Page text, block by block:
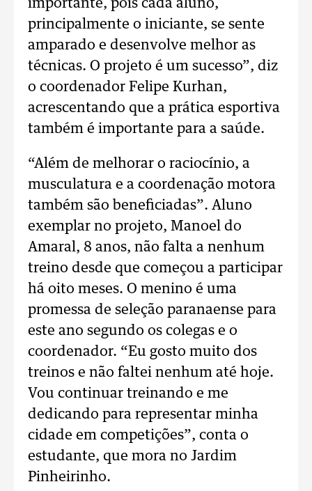
importante, pois cada aluno,
principalmente o iniciante, se sente
amparado e desenvolve melhor as
técnicas. O projeto é um sucesso”, diz
o coordenador Felipe Kurhan,
acrescentando que a prática esportiva
também é importante para a saúde.
“Além de melhorar o raciocínio, a
musculatura e a coordenação motora
também são beneficiadas”. Aluno
exemplar no projeto, Manoel do
Amaral, 8 anos, não falta a nenhum
treino desde que começou a participar
há oito meses. O menino é uma
promessa de seleção paranaense para
este ano segundo os colegas e o
coordenador. “Eu gosto muito dos
treinos e não faltei nenhum até hoje.
Vou continuar treinando e me
dedicando para representar minha
cidade em competições”, conta o
estudante, que mora no Jardim
Pinheirinho.